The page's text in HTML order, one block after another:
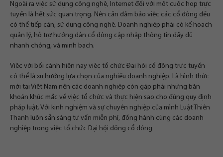
Ngoài ra việc sử dụng công nghệ, Internet đối với một cuộc họp trực
tuyến là hết sức quan trọng. Nên cần đảm bảo việc các cổ đông đều
có thể tiếp cận, sử dụng công nghệ. Doanh nghiệp phải có kế hoạch
quản lý, hỗ trợ hướng dẫn cổ đông cập nhập thông tin đầy đủ
nhanh chóng, và minh bạch.
Việc với bối cảnh hiện nay việc tổ chức Đại hội cổ đông trực tuyến
có thể là xu hướng lựa chọn của nghiều doanh nghiệp. Là hình thức
mới tại Việt Nam nên các doanh nghiệp còn gặp phải những băn
khoăn khúc mắc về việc tổ chức và thực hiện sao cho đúng quy định
pháp luật. Với kinh nghiệm và sự chuyên nghiệp của mình Luật Thiên
Thanh luôn sẵn sàng tư vấn miễn phí, đồng hành cùng các doanh
nghiệp trong việc tổ chức Đại hội đồng cổ đông